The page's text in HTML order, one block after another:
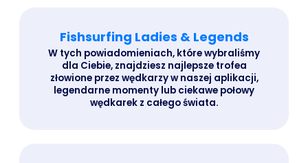
Fishsurfing Ladies & Legends
W tych powiadomieniach, które wybraliśmy
dla Ciebie, znajdziesz najlepsze trofea
złowione przez wędkarzy w naszej aplikacji,
legendarne momenty lub ciekawe połowy
wędkarek z całego świata.